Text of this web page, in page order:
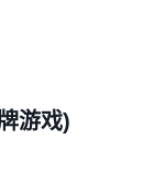
游戏)